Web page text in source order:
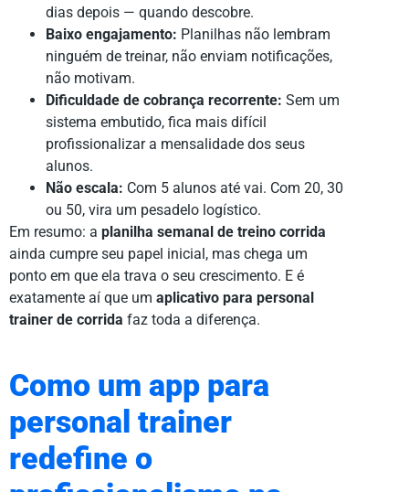
dias depois — quando descobre.
Baixo engajamento: Planilhas não lembram
ninguém de treinar, não enviam notificações,
não motivam.
Dificuldade de cobrança recorrente: Sem um
sistema embutido, fica mais difícil
profissionalizar a mensalidade dos seus
alunos.
Não escala: Com 5 alunos até vai. Com 20, 30
ou 50, vira um pesadelo logístico.
Em resumo: a planilha semanal de treino corrida
ainda cumpre seu papel inicial, mas chega um
ponto em que ela trava o seu crescimento. E é
exatamente aí que um aplicativo para personal
trainer de corrida faz toda a diferença.
Como um app para
personal trainer
redefine o